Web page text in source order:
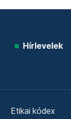
Hírlevelek
Etikai kódex